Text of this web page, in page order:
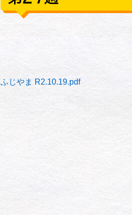
ふじやま R2.10.19.pdf